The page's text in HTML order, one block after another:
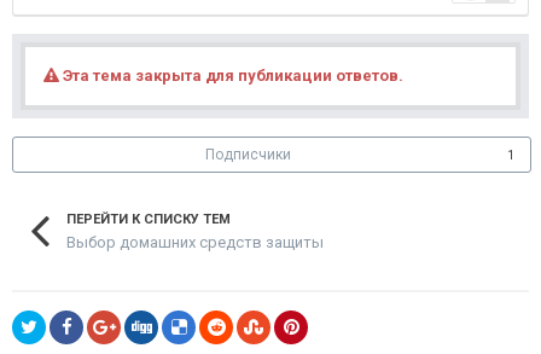
Эта тема закрыта для публикации ответов.
Подписчики 1
ПЕРЕЙТИ К СПИСКУ ТЕМ
Выбор домашних средств защиты